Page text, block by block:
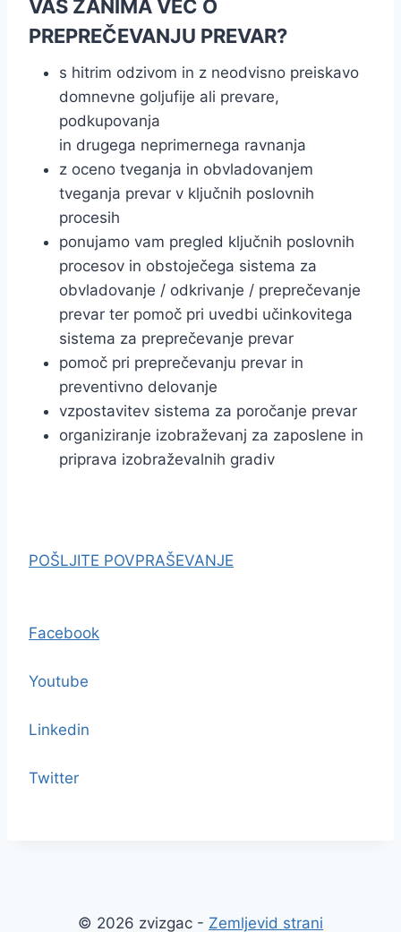
VAS ZANIMA VEČ O
PREPREČEVANJU PREVAR?
s hitrim odzivom in z neodvisno preiskavo
domnevne goljufije ali prevare,
podkupovanja
in drugega neprimernega ravnanja
z oceno tveganja in obvladovanjem
tveganja prevar v ključnih poslovnih
procesih
ponujamo vam pregled ključnih poslovnih
procesov in obstoječega sistema za
obvladovanje / odkrivanje / preprečevanje
prevar ter pomoč pri uvedbi učinkovitega
sistema za preprečevanje prevar
pomoč pri preprečevanju prevar in
preventivno delovanje
vzpostavitev sistema za poročanje prevar
organiziranje izobraževanj za zaposlene in
priprava izobraževalnih gradiv
POŠLJITE POVPRAŠEVANJE
Facebook
Youtube
Linkedin
Twitter
© 2026 zvizgac - Zemljevid strani